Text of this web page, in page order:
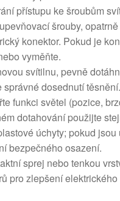
přístupu ke šroubům
šrouby,
konektor. Pokud je
vyměňte.
svítilnu, pevně
správné dosednutí
funkci světel (pozice,
dotahování použijte
úchyty; pokud
bezpečného osazení.
sprej nebo tenkou
pro zlepšení